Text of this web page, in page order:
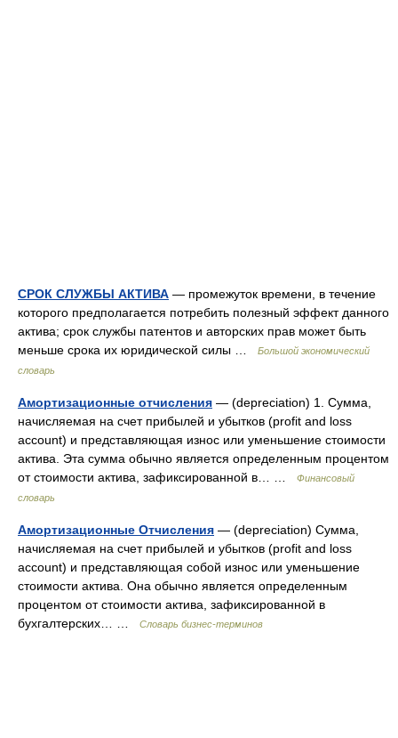
СРОК СЛУЖБЫ АКТИВА — промежуток времени, в течение
которого предполагается потребить полезный эффект данного
актива; срок службы патентов и авторских прав может быть
меньше срока их юридической силы …
Большой экономический
словарь
Амортизационные отчисления — (depreciation) 1. Сумма,
начисляемая на счет прибылей и убытков (profit and loss
account) и представляющая износ или уменьшение стоимости
актива. Эта сумма обычно является определенным процентом
от стоимости актива, зафиксированной в… …
Финансовый
словарь
Амортизационные Отчисления — (depreciation) Сумма,
начисляемая на счет прибылей и убытков (profit and loss
account) и представляющая собой износ или уменьшение
стоимости актива. Она обычно является определенным
процентом от стоимости актива, зафиксированной в
бухгалтерских… …
Словарь бизнес-терминов